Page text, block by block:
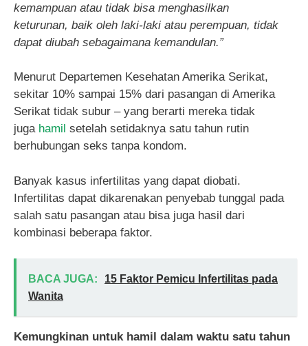
kemampuan atau tidak bisa menghasilkan
keturunan, baik oleh laki-laki atau perempuan, tidak
dapat diubah sebagaimana kemandulan.”
Menurut Departemen Kesehatan Amerika Serikat,
sekitar 10% sampai 15% dari pasangan di Amerika
Serikat tidak subur – yang berarti mereka tidak
juga hamil setelah setidaknya satu tahun rutin
berhubungan seks tanpa kondom.
Banyak kasus infertilitas yang dapat diobati.
Infertilitas dapat dikarenakan penyebab tunggal pada
salah satu pasangan atau bisa juga hasil dari
kombinasi beberapa faktor.
BACA JUGA:
15 Faktor Pemicu Infertilitas pada
Wanita
Kemungkinan untuk hamil dalam waktu satu tahun